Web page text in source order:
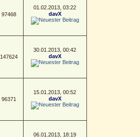
97468
01.02.2013, 03:22
davX
147624
30.01.2013, 00:42
davX
96371
15.01.2013, 00:52
davX
06.01.2013, 18:19